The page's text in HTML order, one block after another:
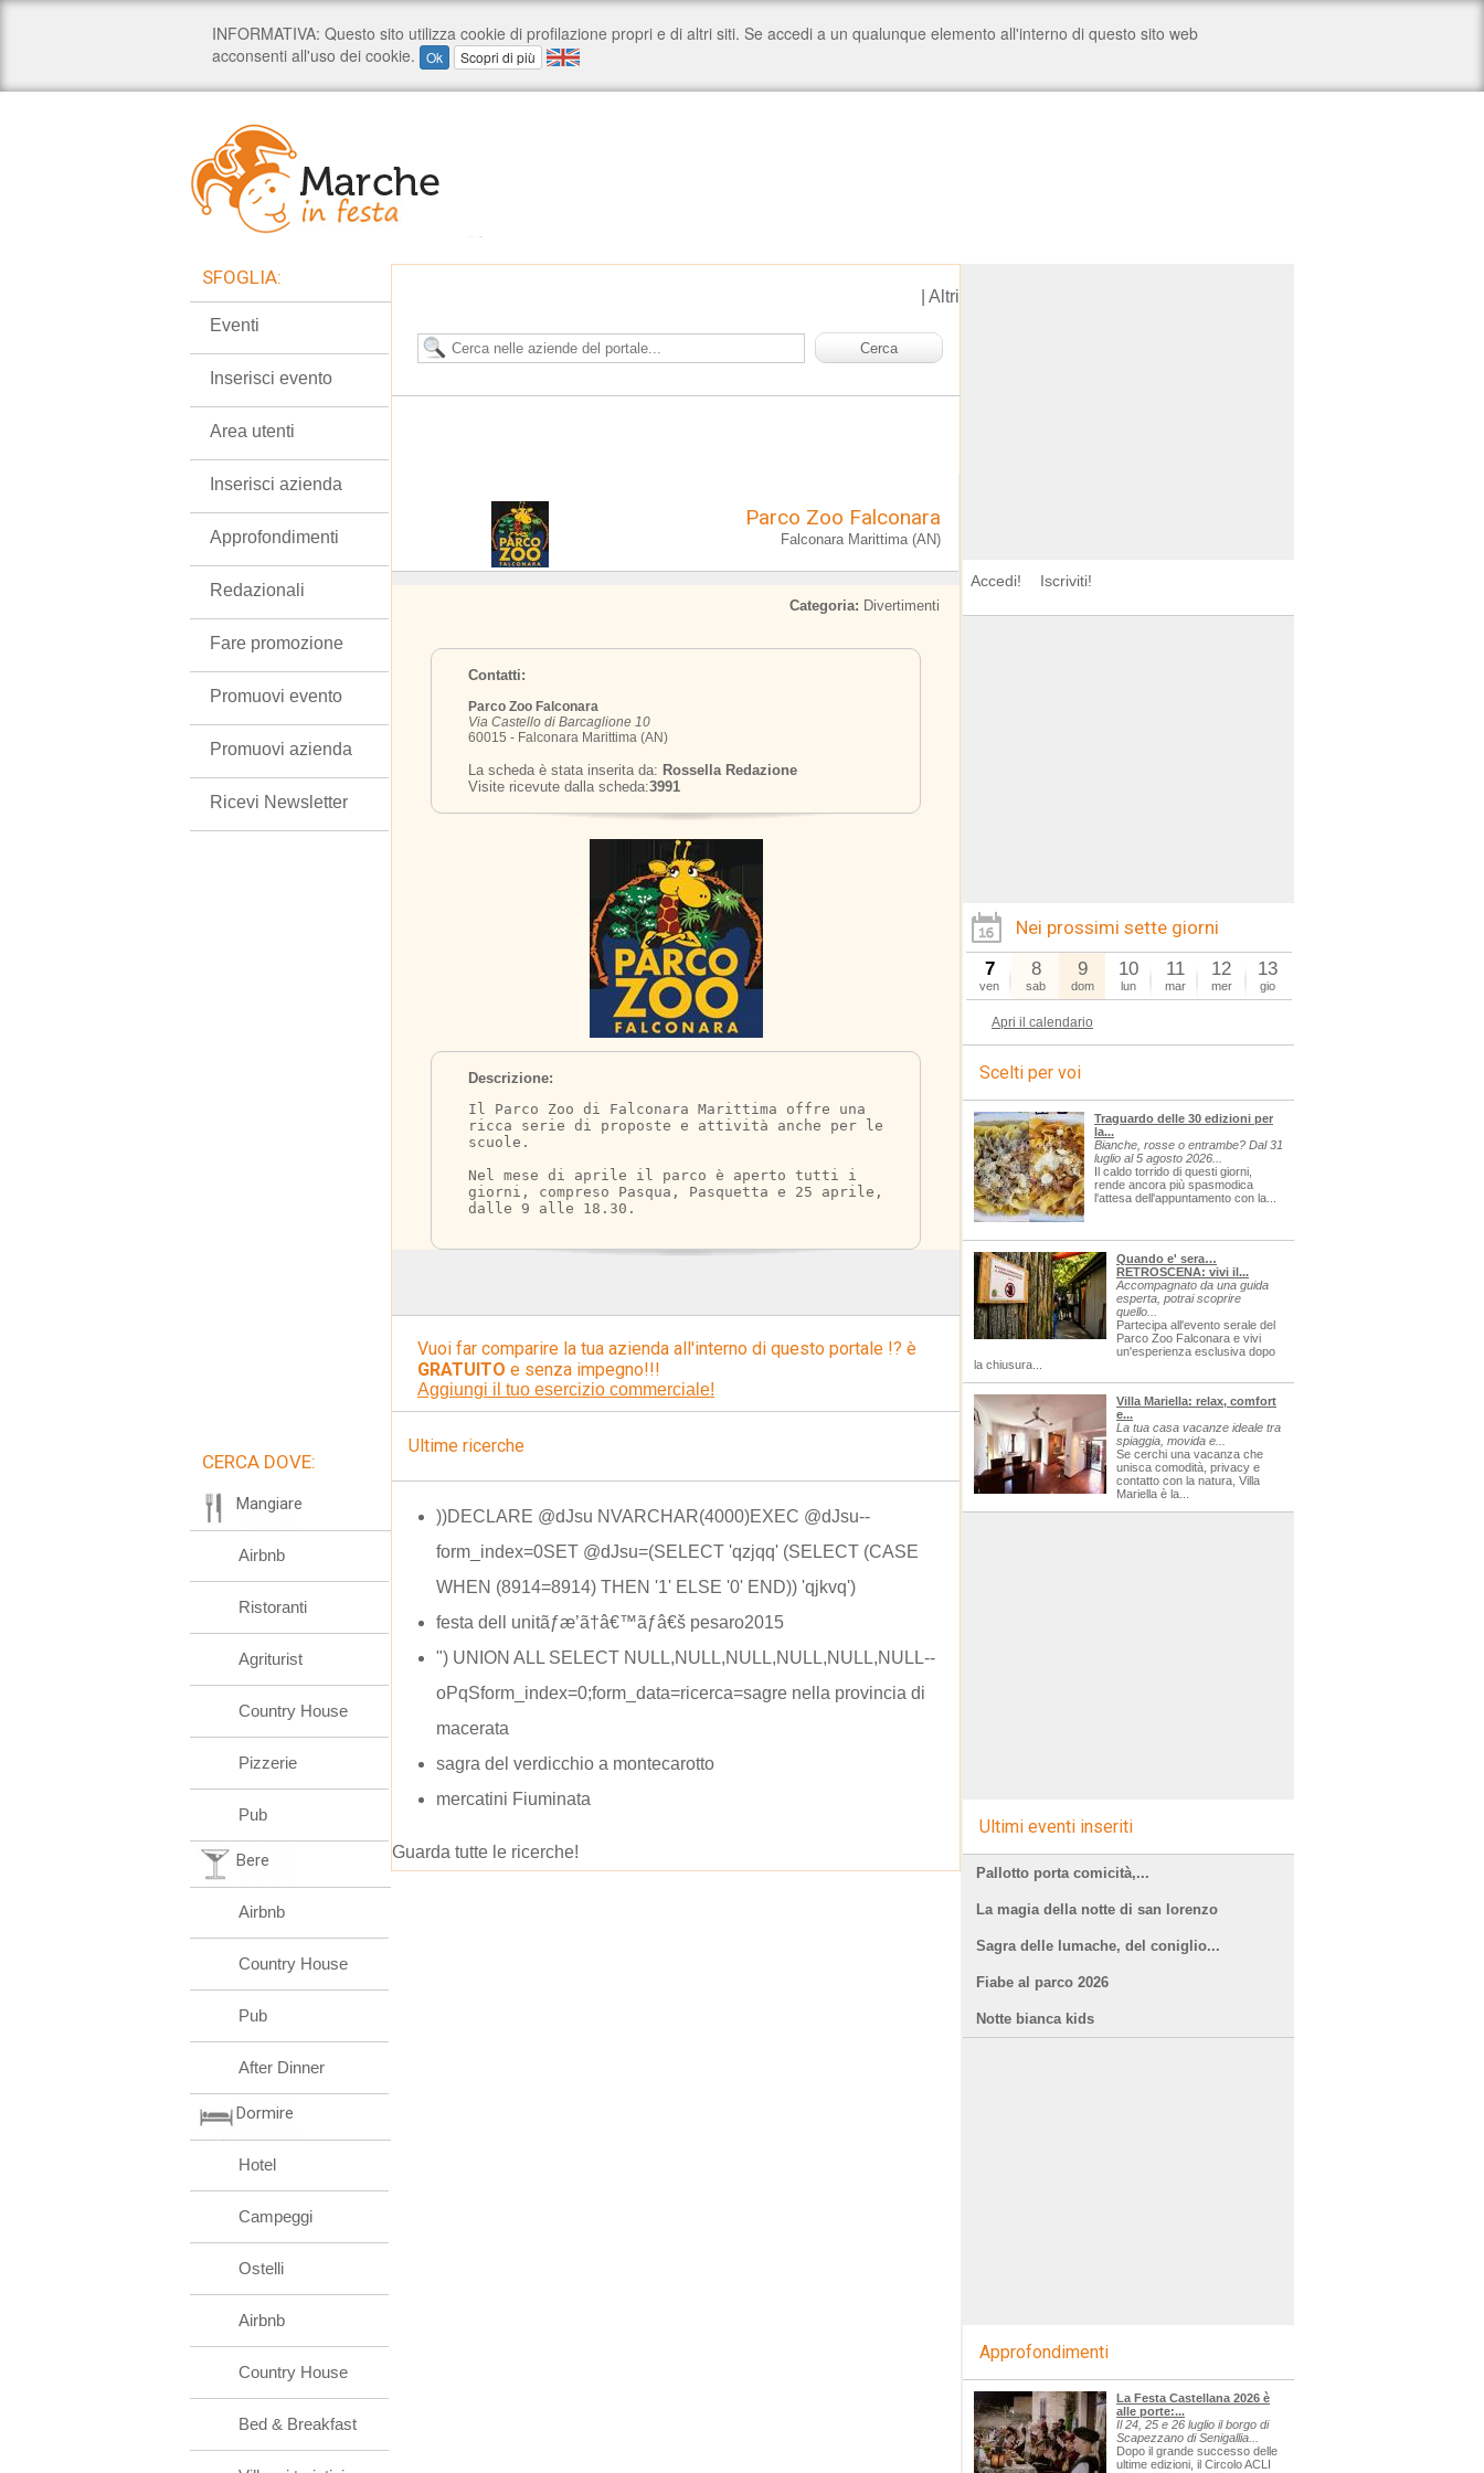
Altri
Parco Zoo Falconara
Falconara Marittima (AN)
Categoria: Divertimenti
Contatti:
Parco Zoo Falconara
Via Castello di Barcaglione 10
60015 - Falconara Marittima (AN)
La scheda è stata inserita da: Rossella Redazione
Visite ricevute dalla scheda:3991
Descrizione:
Il Parco Zoo di Falconara Marittima offre una
ricca serie di proposte e attività anche per le
scuole.
Nel mese di aprile il parco è aperto tutti i
giorni, compreso Pasqua, Pasquetta e 25 aprile,
dalle 9 alle 18.30.
Vuoi far comparire la tua azienda all'interno di questo portale !? è
GRATUITO e senza impegno!!!
Aggiungi il tuo esercizio commerciale!
Ultime ricerche
))DECLARE @dJsu NVARCHAR(4000)EXEC @dJsu--
form_index=0SET @dJsu=(SELECT 'qzjqq' (SELECT (CASE
WHEN (8914=8914) THEN '1' ELSE '0' END)) 'qjkvq')
festa dell unitãƒæ’ã†â€™ãƒâ€š pesaro2015
") UNION ALL SELECT NULL,NULL,NULL,NULL,NULL,NULL--
oPqSform_index=0;form_data=ricerca=sagre nella provincia di
macerata
sagra del verdicchio a montecarotto
mercatini Fiuminata
Guarda tutte le ricerche!
SFOGLIA:
Eventi
Inserisci evento
Area utenti
Inserisci azienda
Approfondimenti
Redazionali
Fare promozione
Promuovi evento
Promuovi azienda
Ricevi Newsletter
CERCA DOVE:
Mangiare
Airbnb
Ristoranti
Agriturist
Country House
Pizzerie
Pub
Bere
Airbnb
Country House
Pub
After Dinner
Dormire
Hotel
Campeggi
Ostelli
Airbnb
Country House
Bed & Breakfast
Accedi! Iscriviti!
Nei prossimi sette giorni
7
ven
8
sab
9
dom
10
lun
11
mar
12
mer
13
gio
Apri il calendario
Scelti per voi
Traguardo delle 30 edizioni per
la...
Bianche, rosse o entrambe? Dal 31
luglio al 5 agosto 2026...
Il caldo torrido di questi giorni,
rende ancora più spasmodica
l'attesa dell'appuntamento con la...
Quando e' sera…
RETROSCENA: vivi il...
Accompagnato da una guida
esperta, potrai scoprire
quello...
Partecipa all'evento serale del
Parco Zoo Falconara e vivi
un'esperienza esclusiva dopo
la chiusura...
Villa Mariella: relax, comfort
e...
La tua casa vacanze ideale tra
spiaggia, movida e...
Se cerchi una vacanza che
unisca comodità, privacy e
contatto con la natura, Villa
Mariella è la...
Ultimi eventi inseriti
Pallotto porta comicità,...
La magia della notte di san lorenzo
Sagra delle lumache, del coniglio...
Fiabe al parco 2026
Notte bianca kids
Approfondimenti
La Festa Castellana 2026 è
alle porte:...
Il 24, 25 e 26 luglio il borgo di
Scapezzano di Senigallia...
Dopo il grande successo delle
ultime edizioni, il Circolo ACLI